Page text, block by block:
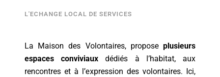
La Maison des Volontaires, propose plusieurs
espaces conviviaux dédiés à l’habitat, aux
rencontres et à l’expression des volontaires. Ici,
L'ECHANGE LOCAL DE SERVICES